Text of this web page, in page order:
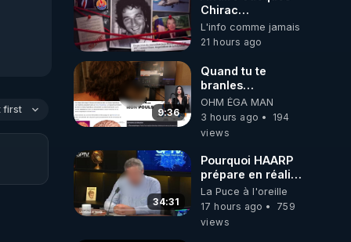
first
Chirac
cococainoman
PD, Gaston Flosse
IDEM, les
barbouses, mort
du journaliste
Jean-Pascal
Couraud dit JPK
par la mafai et
frère la truelle ! 😒
https://odysee.com/
journaliste-
enqu%C3%AAtait-
sur-l%27Etat-
fran%C3%A7ais.-
L'info comme jamais
21 hours ago
9:36
Quand tu te
branles
bonhomme tu
émets des ondes
ils ont juste omis
OHM ÉGA MAN
3 hours ago
194
views
34:31
Pourquoi HAARP
prépare en réalité
un CHAOS
climatique, on
répond
La Puce à l'oreille
17 hours ago
759
views